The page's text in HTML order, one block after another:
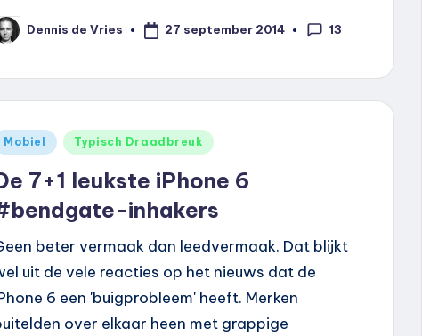
Dennis de Vries 27 september 2014 13
Mobiel Typisch Draadbreuk
7+1 leukste iPhone 6
inhakers
beter vermaak dan leedvermaak. Dat blijkt
uit de vele reacties op het nieuws dat de
6 een 'buigprobleem' heeft. Merken
over elkaar heen met grappige